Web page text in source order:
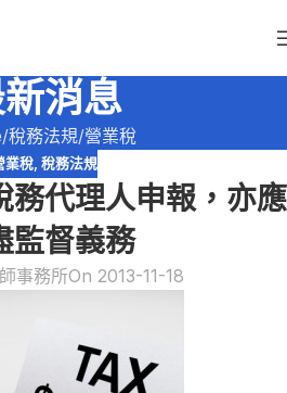
消息
稅務法規 營業稅
業稅, 稅務法規
務代理人申報，亦應
監督義務
事務所On 2013-11-18